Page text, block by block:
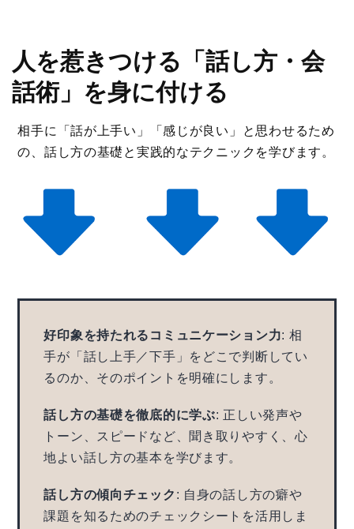
人を惹きつける「話し方・会
話術」を身に付ける
相手に「話が上手い」「感じが良い」と思わせるため
の、話し方の基礎と実践的なテクニックを学びます。
好印象を持たれるコミュニケーション力: 相
手が「話し上手／下手」をどこで判断してい
るのか、そのポイントを明確にします。
話し方の基礎を徹底的に学ぶ: 正しい発声や
トーン、スピードなど、聞き取りやすく、心
地よい話し方の基本を学びます。
話し方の傾向チェック : 自身の話し方の癖や
課題を知るためのチェックシートを活用しま